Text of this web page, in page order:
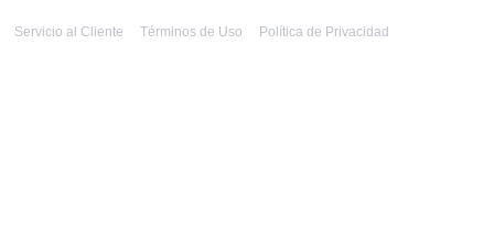
Servicio al Cliente Términos de Uso Política de Privacidad